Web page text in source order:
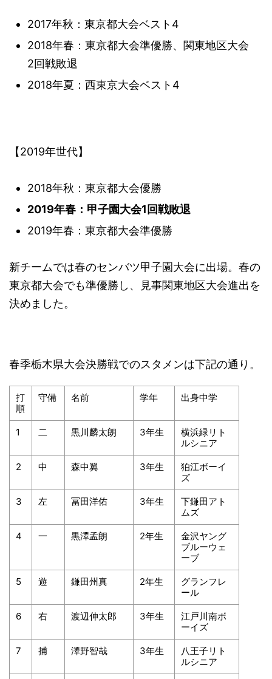
2017年秋：東京都大会ベスト4
2018年春：東京都大会準優勝、関東地区大会
2回戦敗退
2018年夏：西東京大会ベスト4
【2019年世代】
2018年秋：東京都大会優勝
2019年春：甲子園大会1回戦敗退
2019年春：東京都大会準優勝
新チームでは春のセンバツ甲子園大会に出場。春の
東京都大会でも準優勝し、見事関東地区大会進出を
決めました。
春季栃木県大会決勝戦でのスタメンは下記の通り。
打
順
守備 名前 学年 出身中学
1 二 黒川麟太朗 3年生
横浜緑リト
ルシニア
2 中 森中翼 3年生
狛江ボーイ
ズ
3 左 冨田洋佑 3年生
下鎌田アト
ムズ
4 一 黒澤孟朗 2年生
金沢ヤング
ブルーウェ
ーブ
5 遊 鎌田州真 2年生
グランフレ
ール
6 右 渡辺伸太郎 3年生
江戸川南ボ
ーイズ
7 捕 澤野智哉 3年生
八王子リト
ルシニア